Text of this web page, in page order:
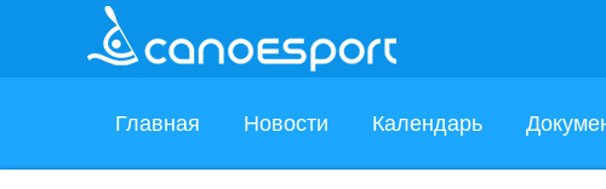
Главная Новости Календарь